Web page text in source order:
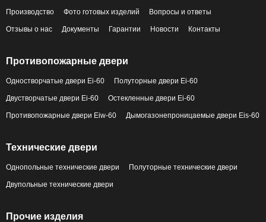
Производство Фото готовых изделий Вопросы и ответы
Отзывы о нас Документы Гарантии Новости Контакты
Противопожарные двери
Одностворчатые двери Ei-60 Полуторные двери Ei-60
Двустворчатые двери Ei-60 Остекленные двери Ei-60
Противопожарные двери Eiw-60 Дымогазонепроницаемые двери Eis-60
Технические двери
Однопольные технические двери Полуторные технические двери
Двупольные технические двери
Прочие изделия